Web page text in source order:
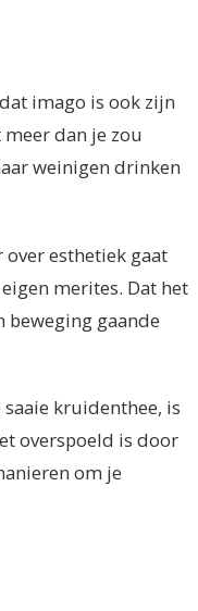
imago is ook zijn
dan je zou
weinigen drinken
esthetiek gaat
merites. Dat het
beweging gaande
kruidenthee, is
overspoeld is door
om je